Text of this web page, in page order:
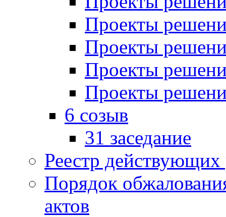
Проекты
Проекты
Проекты
Проекты
6 созыв
31 заседание
Реестр
Порядок
актов